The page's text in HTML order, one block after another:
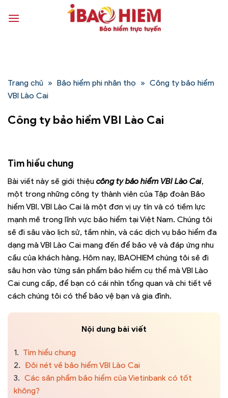
qua
Trang chủ » Bảo hiểm phi nhân thọ » Công ty bảo hiểm
VBI Lào Cai
Công ty bảo hiểm VBI Lào Cai
Tìm hiểu chung
Bài viết này sẽ giới thiệu công ty bảo hiểm VBI Lào Cai,
một trong những công ty thành viên của Tập đoàn Bảo
hiểm VBI. VBI Lào Cai là một đơn vị uy tín và có tiềm lực
mạnh mẽ trong lĩnh vực bảo hiểm tại Việt Nam. Chúng tôi
sẽ đi sâu vào lịch sử, tầm nhìn, và các dịch vụ bảo hiểm đa
dạng mà VBI Lào Cai mang đến để bảo vệ và đáp ứng nhu
cầu của khách hàng. Hôm nay, IBAOHIEM chúng tôi sẽ đi
sâu hơn vào từng sản phẩm bảo hiểm cụ thể mà VBI Lào
Cai cung cấp, để bạn có cái nhìn tổng quan và chi tiết về
cách chúng tôi có thể bảo vệ bạn và gia đình.
Nội dung bài viết
1. Tìm hiểu chung
2. Đôi nét về bảo hiểm VBI Lào Cai
3. Các sản phẩm bảo hiểm của Vietinbank có tốt
không?